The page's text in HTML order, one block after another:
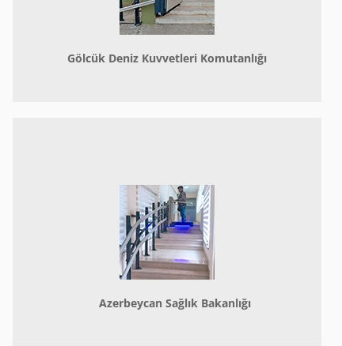
Gölcük Deniz Kuvvetleri Komutanlığı
Azerbeycan Sağlık Bakanlığı